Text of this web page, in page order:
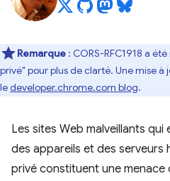
Remarque : CORS-RFC1918 a
privé" pour plus de clarté. Une mise
ledeveloper.chrome.com blog.
Les sites Web malveillants
des appareils et des serveurs
privé constituent une menace